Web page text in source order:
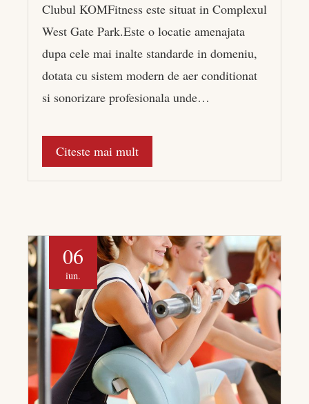
Clubul KOMFitness este situat in Complexul
West Gate Park.Este o locatie amenajata
dupa cele mai inalte standarde in domeniu,
dotata cu sistem modern de aer conditionat
si sonorizare profesionala unde…
Citeste mai mult
06
iun.